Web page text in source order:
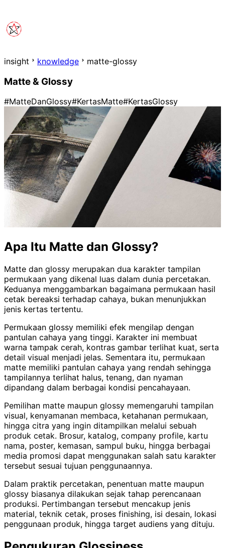
insight knowledge matte-glossy
Matte & Glossy
#MatteDanGlossy#KertasMatte#KertasGlossy
Apa Itu Matte dan Glossy?
Matte dan glossy merupakan dua karakter tampilan
permukaan yang dikenal luas dalam dunia percetakan.
Keduanya menggambarkan bagaimana permukaan hasil
cetak bereaksi terhadap cahaya, bukan menunjukkan
jenis kertas tertentu.
Permukaan glossy memiliki efek mengilap dengan
pantulan cahaya yang tinggi. Karakter ini membuat
warna tampak cerah, kontras gambar terlihat kuat, serta
detail visual menjadi jelas. Sementara itu, permukaan
matte memiliki pantulan cahaya yang rendah sehingga
tampilannya terlihat halus, tenang, dan nyaman
dipandang dalam berbagai kondisi pencahayaan.
Pemilihan matte maupun glossy memengaruhi tampilan
visual, kenyamanan membaca, ketahanan permukaan,
hingga citra yang ingin ditampilkan melalui sebuah
produk cetak. Brosur, katalog, company profile, kartu
nama, poster, kemasan, sampul buku, hingga berbagai
media promosi dapat menggunakan salah satu karakter
tersebut sesuai tujuan penggunaannya.
Dalam praktik percetakan, penentuan matte maupun
glossy biasanya dilakukan sejak tahap perencanaan
produksi. Pertimbangan tersebut mencakup jenis
material, teknik cetak, proses finishing, isi desain, lokasi
penggunaan produk, hingga target audiens yang dituju.